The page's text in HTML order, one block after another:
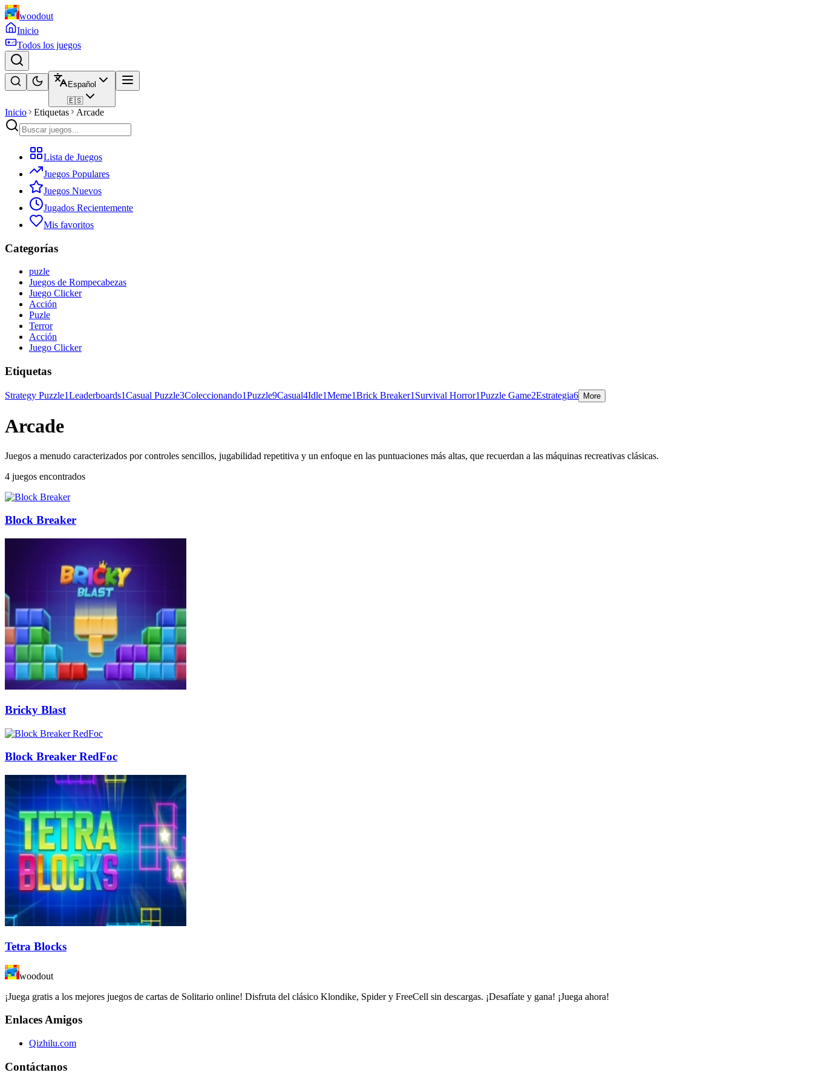
woodout
Inicio
Todos los juegos
Español
🇪🇸
Inicio Etiquetas Arcade
Lista de Juegos
Juegos Populares
Juegos Nuevos
Jugados Recientemente
Mis favoritos
Categorías
puzle
Juegos de Rompecabezas
Juego Clicker
Acción
Puzle
Terror
Acción
Juego Clicker
Etiquetas
Strategy Puzzle1Leaderboards1Casual Puzzle3Coleccionando1Puzzle9Casual4Idle1Meme1Brick Breaker1 Survival Horror1Puzzle Game2Estrategia6 More
Arcade
Juegos a menudo caracterizados por controles sencillos, jugabilidad repetitiva y un enfoque en las puntuaciones más altas, que recuerdan a las máquinas recreativas clásicas.
4 juegos encontrados
Block Breaker
Bricky Blast
Block Breaker RedFoc
Tetra Blocks
woodout
¡Juega gratis a los mejores juegos de cartas de Solitario online! Disfruta del clásico Klondike, Spider y FreeCell sin descargas. ¡Desafíate y gana! ¡Juega ahora!
Enlaces Amigos
Qizhilu.com
Contáctanos